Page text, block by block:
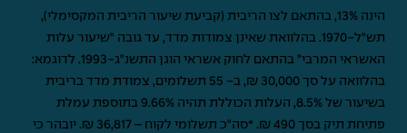
הינה 13%, בהתאם לצו הריבית (קביעת שיעור הריבית המקסימלי),
תש"ל-1970. בהלוואת שאינן צמודות מדד, עד גובה "שיעור עלות
האשראי המרבי" בהתאם לחוק אשראי הוגן התשנ"ג-1993. לדוגמא:
בהלוואה על סך 30,000 ₪, ב- 55 תשלומים, צמודת מדד בריבית
בשיעור של 8.5%, העלות הכוללת תהיה 9.66% בתוספת עמלת
פתיחת תיק בסך 490 ₪. *סה"כ תשלומי לקוח – 36,817 ₪. יובהר כי